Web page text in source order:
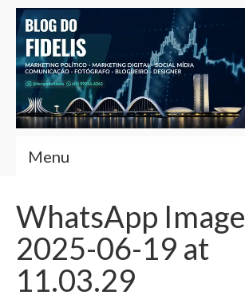
Menu
Fernando Fidelis
Café com Fidelis
WhatsApp Image
2025-06-19 at
11.03.29